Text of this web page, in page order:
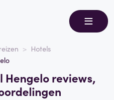
Hotels
Hengelo reviews,